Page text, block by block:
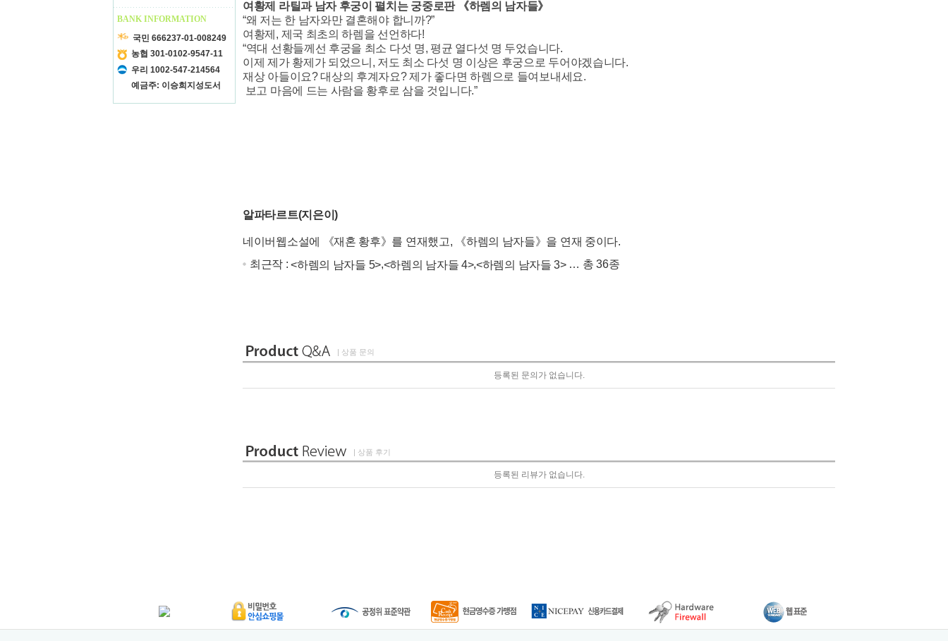
BANK INFORMATION
국민 666237-01-008249
농협 301-0102-9547-11
우리 1002-547-214564
예금주: 이승희지성도서
여황제 라틸과 남자 후궁이 펼치는 궁중로판 《하렘의 남자들》
“왜 저는 한 남자와만 결혼해야 합니까?”
여황제, 제국 최초의 하렘을 선언하다!
“역대 선황들께선 후궁을 최소 다섯 명, 평균 열다섯 명 두었습니다.
이제 제가 황제가 되었으니, 저도 최소 다섯 명 이상은 후궁으로 두어야겠습니다.
재상 아들이요? 대상의 후계자요? 제가 좋다면 하렘으로 들여보내세요.
보고 마음에 드는 사람을 황후로 삼을 것입니다.”
알파타르트(지은이)
네이버웹소설에 《재혼 황후》를 연재했고, 《하렘의 남자들》을 연재 중이다.
최근작 :<하렘의 남자들 5>,<하렘의 남자들 4>,<하렘의 남자들 3> … 총 36종
| 상품 문의
등록된 문의가 없습니다.
| 상품 후기
등록된 리뷰가 없습니다.